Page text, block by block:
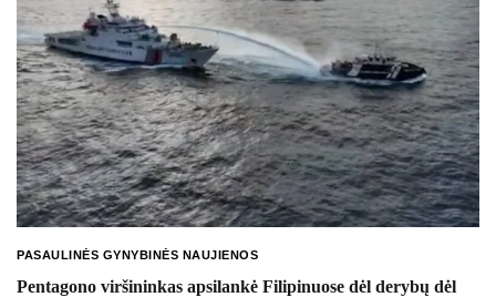
PASAULINĖS GYNYBINĖS NAUJIENOS
Pentagono viršininkas apsilankė Filipinuose dėl derybų dėl